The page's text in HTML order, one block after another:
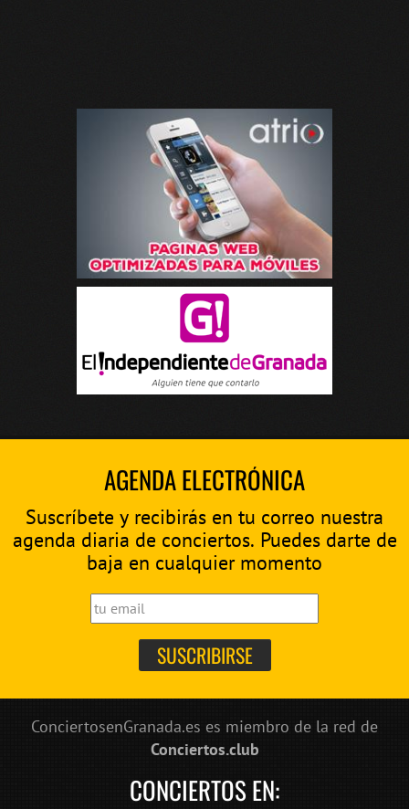
AGENDA ELECTRÓNICA
Suscríbete y recibirás en tu correo nuestra
agenda diaria de conciertos. Puedes darte de
baja en cualquier momento
ConciertosenGranada.es es miembro de la red de
Conciertos.club
CONCIERTOS EN: